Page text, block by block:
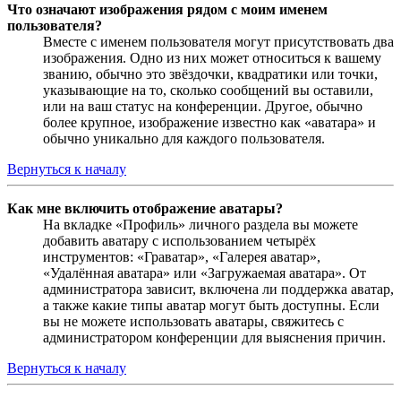
Что означают изображения рядом с моим именем
пользователя?
Вместе с именем пользователя могут присутствовать два
изображения. Одно из них может относиться к вашему
званию, обычно это звёздочки, квадратики или точки,
указывающие на то, сколько сообщений вы оставили,
или на ваш статус на конференции. Другое, обычно
более крупное, изображение известно как «аватара» и
обычно уникально для каждого пользователя.
Вернуться к началу
Как мне включить отображение аватары?
На вкладке «Профиль» личного раздела вы можете
добавить аватару с использованием четырёх
инструментов: «Граватар», «Галерея аватар»,
«Удалённая аватара» или «Загружаемая аватара». От
администратора зависит, включена ли поддержка аватар,
а также какие типы аватар могут быть доступны. Если
вы не можете использовать аватары, свяжитесь с
администратором конференции для выяснения причин.
Вернуться к началу